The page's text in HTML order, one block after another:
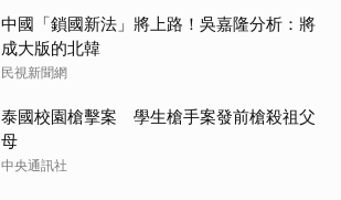
中國「鎖國新法」將上路！吳嘉隆分析：將
成大版的北韓
民視新聞網
泰國校園槍擊案 學生槍手案發前槍殺祖父
母
中央通訊社